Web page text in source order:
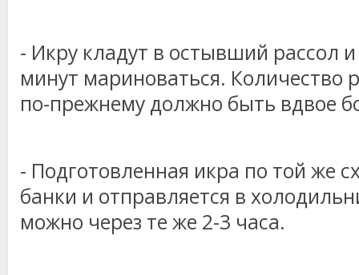
- Икру кладут в остывший рассол
минут мариноваться. Количество
по-прежнему должно быть вдвое
- Подготовленная икра по той же
банки и отправляется в
можно через те же 2-3 часа.